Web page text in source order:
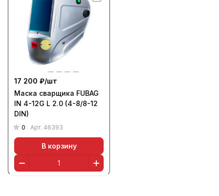
17 200 ₽/шт
Маска сварщика FUBAG
IN 4-12G L 2.0 (4-8/8-12
DIN)
0 Арт. 46393
В корзину